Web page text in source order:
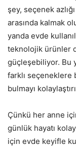
şey, seçenek
arasında kalmak
yanda evde
teknolojik ürünler
güçleşebiliyor. Bu
farklı seçeneklere
bulmayı
Çünkü her anne
günlük hayatı
için evde keyifle